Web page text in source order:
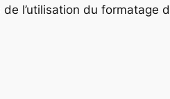
l’utilisation du formatage